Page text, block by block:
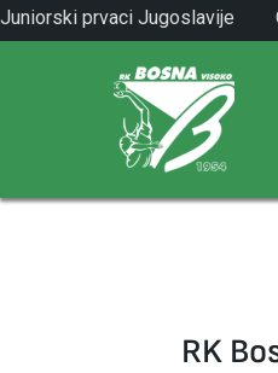
Skip
to
Juniorski prvaci Jugoslavije
1971.
RK